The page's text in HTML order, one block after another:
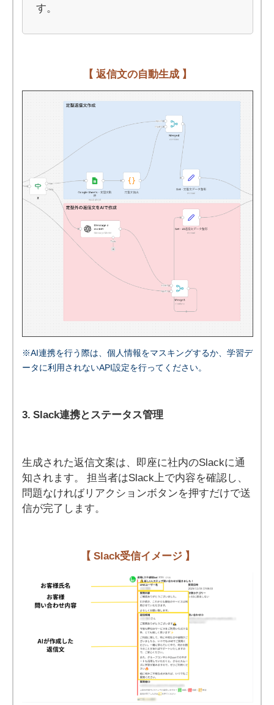
す。
【 返信文の自動生成 】
※AI連携を行う際は、個人情報をマスキングするか、学習デ
ータに利用されないAPI設定を行ってください。
3. Slack連携とステータス管理
生成された返信文案は、即座に社内のSlackに通
知されます。 担当者はSlack上で内容を確認し、
問題なければリアクションボタンを押すだけで送
信が完了します。
【 Slack受信イメージ 】